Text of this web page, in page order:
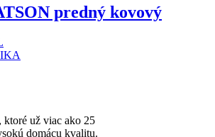
predný kovový
ktoré už viac ako 25
domácu kvalitu.